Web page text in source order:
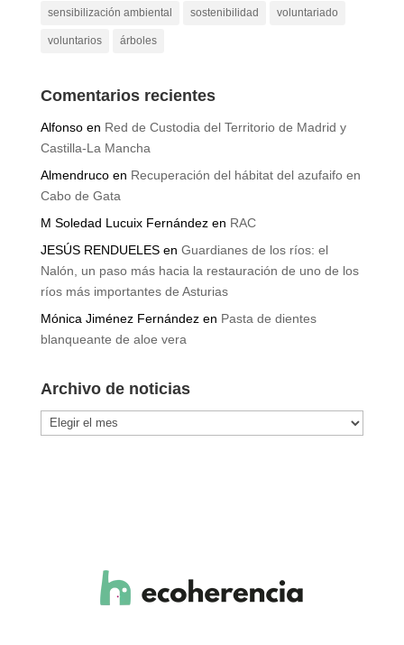
sensibilización ambiental sostenibilidad voluntariado
voluntarios árboles
Comentarios recientes
Alfonsoen Red de Custodia del Territorio de Madrid y
Castilla-La Mancha
Almendrucoen Recuperación del hábitat del azufaifo en
Cabo de Gata
M Soledad Lucuix Fernándezen RAC
JESÚS RENDUELESen Guardianes de los ríos: el
Nalón, un paso más hacia la restauración de uno de los
ríos más importantes de Asturias
Mónica Jiménez Fernándezen Pasta de dientes
blanqueante de aloe vera
Archivo de noticias
Archivo
de